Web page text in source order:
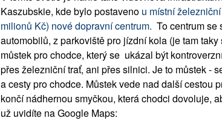
Kaszubskie, kde bylo postaveno u místní
milionů Kč) nové dopravní centrum. To centrum se
automobilů, z parkoviště pro jízdní kola (je tam
můstek pro chodce, který se ukázal být
přes železniční trať, ani přes silnici. Je to můstek -
a cesty pro chodce. Můstek vede nad další cestou
končí nádhernou smyčkou, která chodci dovoluje,
už uvidíte na Google Maps: